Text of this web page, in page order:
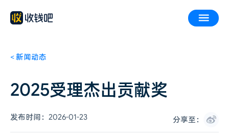
<新闻动态
2025受理杰出贡献奖
发布时间： 2026-01-23 分享至：